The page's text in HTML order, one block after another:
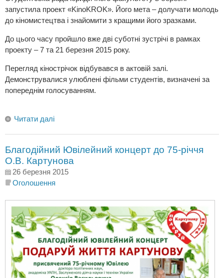
запустила проект «KinoKROK». Його мета – долучати молодь
до кіномистецтва і знайомити з кращими його зразками.
До цього часу пройшло вже дві суботні зустрічі в рамках
проекту – 7 та 21 березня 2015 року.
Перегляд кінострічок відбувався в актовій залі.
Демонструвалися улюблені фільми студентів, визначені за
попереднім голосуванням.
Читати далі
Благодійний Ювілейний концерт до 75-річчя
О.В. Картунова
26 березня 2015
Оголошення